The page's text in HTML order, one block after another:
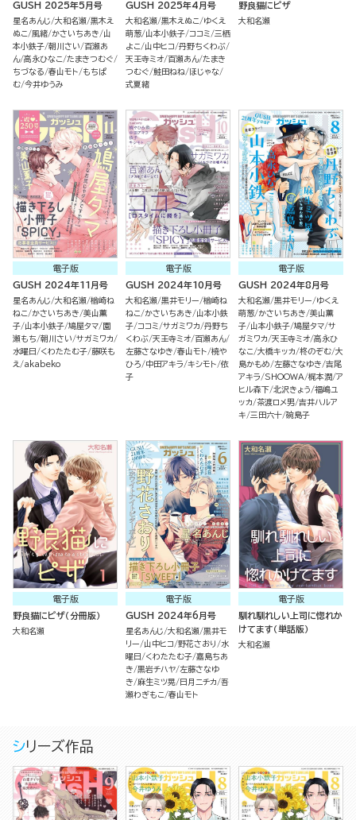
GUSH 2025年5月号
星名あんじ 大和名瀬 黒木え
ぬこ
風緒 かさいちあき
山
本小鉄子 朝川さい 百瀬あ
ん 高永ひなこ たまきつむぐ
ちづなる 春山モト
もちぱ
む 今井ゆうみ
GUSH 2025年4月号
大和名瀬 黒木えぬこ
ゆくえ
萌葱 山本小鉄子 ココミ 三栖
よこ
山中ヒコ 丹野ちくわぶ
天王寺ミオ 百瀬あん たまき
つむぐ 鮭田ねね
ほじゃな
式夏緒
野良猫にピザ
大和名瀬
電子版
GUSH 2024年11月号
星名あんじ 大和名瀬 楢崎ね
ねこ
かさいちあき 美山薫
子 山本小鉄子 鳩屋タマ 園
瀬もち 朝川さい サガミワカ
水曜日
くわたたむ子 藤咲も
え
akabeko
電子版
GUSH 2024年10月号
大和名瀬 黒井モリー 楢崎ね
ねこ
かさいちあき
山本小鉄
子 ココミ サガミワカ 丹野ち
くわぶ 天王寺ミオ 百瀬あん
左藤さなゆき 春山モト 橈や
ひろ
中田アキラ キシモト 依
子
電子版
GUSH 2024年8月号
大和名瀬 黒井モリー
ゆくえ
萌葱 かさいちあき 美山薫
子 山本小鉄子 鳩屋タマ サ
ガミワカ 天王寺ミオ 高永ひ
なこ 大橋キッカ 柊のぞむ 大
島かもめ 左藤さなゆき 吉尾
アキラ SHOOWA 梶本潤 ア
ヒル森下 北沢きょう 福嶋ユ
ッカ 茶渡ロメ男 吉井ハルア
キ 三田六十 碗島子
電子版
野良猫にピザ（分冊版）
大和名瀬
電子版
GUSH 2024年6月号
星名あんじ 大和名瀬 黒井モ
リー
山中ヒコ 野花さおり
水
曜日
くわたたむ子 嘉島ちあ
き 黒岩チハヤ 左藤さなゆ
き 麻生ミツ晃 日月ニチカ 吾
瀬わぎもこ 春山モト
電子版
馴れ馴れしい上司に惚れか
けてます（単話版）
大和名瀬
シリーズ作品